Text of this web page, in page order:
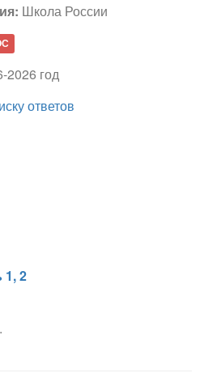
Школа России
2026 год
ответов
1, 2